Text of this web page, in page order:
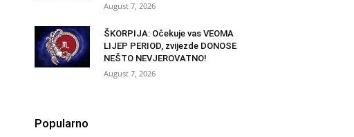
August 7, 2026
ŠKORPIJA: Očekuje vas VEOMA
LIJEP PERIOD, zvijezde DONOSE
NEŠTO NEVJEROVATNO!
August 7, 2026
Popularno